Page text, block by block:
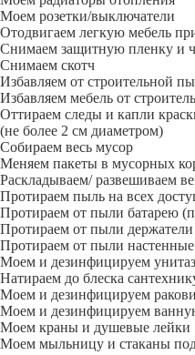
Моем розетки/выключатели
Отодвигаем легкую мебель
Снимаем защитную пленку и
Снимаем скотч
Избавляем от строительной
Избавляем мебель от
Оттираем следы и капли
(не более 2 см диаметром)
Собираем весь мусор
Меняем пакеты в мусорных
Раскладываем/ развешиваем
Протираем пыль на всех
Протираем от пыли батарею
Протираем от пыли
Протираем от пыли настенные
Моем и дезинфицируем унитаз
Натираем до блеска
Моем и дезинфицируем
Моем и дезинфицируем
Моем краны и душевые лейки
Моем мыльницу и стаканы